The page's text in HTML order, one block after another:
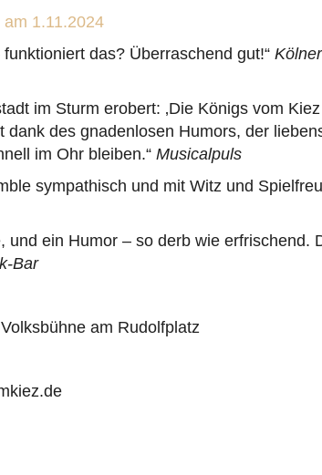
1.11.2024
das? Überraschend gut!“
im Sturm erobert: ‚Die Königs vom
dank des gnadenlosen Humors, der
im Ohr bleiben.“ Musicalpuls
sympathisch und mit Witz und
ein Humor – so derb wie erfrischend.
Bar
am Rudolfplatz